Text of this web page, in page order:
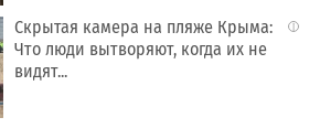
i
Скрытая камера на пляже Крыма:
Что люди вытворяют, когда их не
видят...